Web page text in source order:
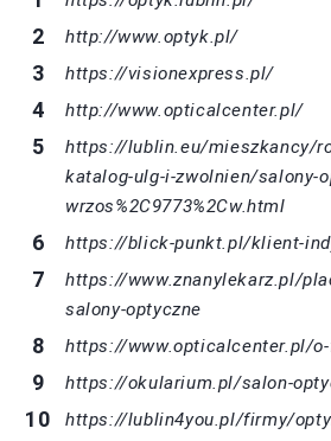
http://www.optyk.pl/
https://visionexpress.pl/
http://www.opticalcenter.pl/
https://lublin.eu/mieszkancy/
katalog-ulg-i-zwolnien/salony-
wrzos%2C9773%2Cw.html
https://blick-punkt.pl/klient-
https://www.znanylekarz.pl/
salony-optyczne
https://www.opticalcenter.pl/
https://okularium.pl/salon-
https://lublin4you.pl/firmy/